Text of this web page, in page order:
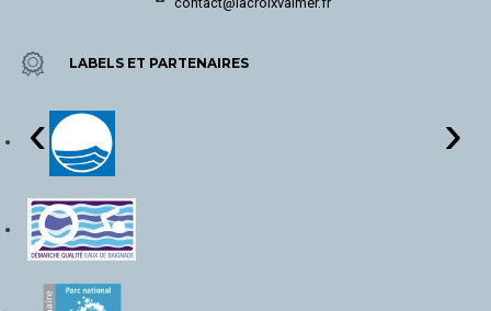
LABELS ET PARTENAIRES
‹ ›